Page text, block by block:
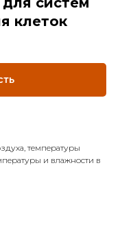
клеток
температуры
и влажности в